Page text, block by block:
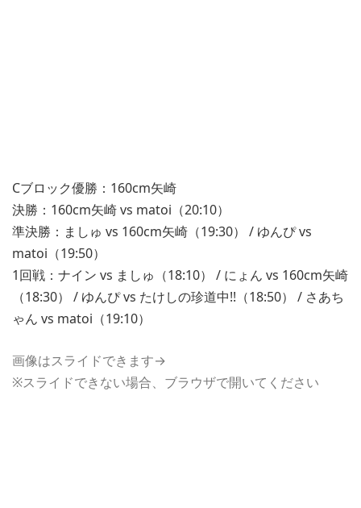
Cブロック優勝：160cm矢崎
決勝：160cm矢崎 vs matoi（20:10）
準決勝：ましゅ vs 160cm矢崎（19:30） / ゆんぴ vs
matoi（19:50）
1回戦：ナイン vs ましゅ（18:10） / にょん vs 160cm矢崎
（18:30） / ゆんぴ vs たけしの珍道中!!（18:50） / さあち
ゃん vs matoi（19:10）
画像はスライドできます→
※スライドできない場合、ブラウザで開いてください